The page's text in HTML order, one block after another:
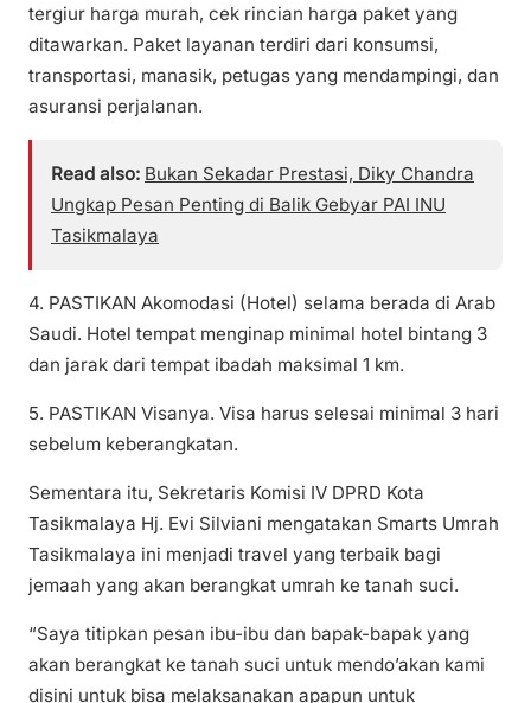
tergiur harga murah, cek rincian harga paket yang
ditawarkan. Paket layanan terdiri dari konsumsi,
transportasi, manasik, petugas yang mendampingi, dan
asuransi perjalanan.
Read also: Bukan Sekadar Prestasi, Diky Chandra
Ungkap Pesan Penting di Balik Gebyar PAI INU
Tasikmalaya
4. PASTIKAN Akomodasi (Hotel) selama berada di Arab
Saudi. Hotel tempat menginap minimal hotel bintang 3
dan jarak dari tempat ibadah maksimal 1 km.
5. PASTIKAN Visanya. Visa harus selesai minimal 3 hari
sebelum keberangkatan.
Sementara itu, Sekretaris Komisi IV DPRD Kota
Tasikmalaya Hj. Evi Silviani mengatakan Smarts Umrah
Tasikmalaya ini menjadi travel yang terbaik bagi
jemaah yang akan berangkat umrah ke tanah suci.
“Saya titipkan pesan ibu-ibu dan bapak-bapak yang
akan berangkat ke tanah suci untuk mendo’akan kami
disini untuk bisa melaksanakan apapun untuk